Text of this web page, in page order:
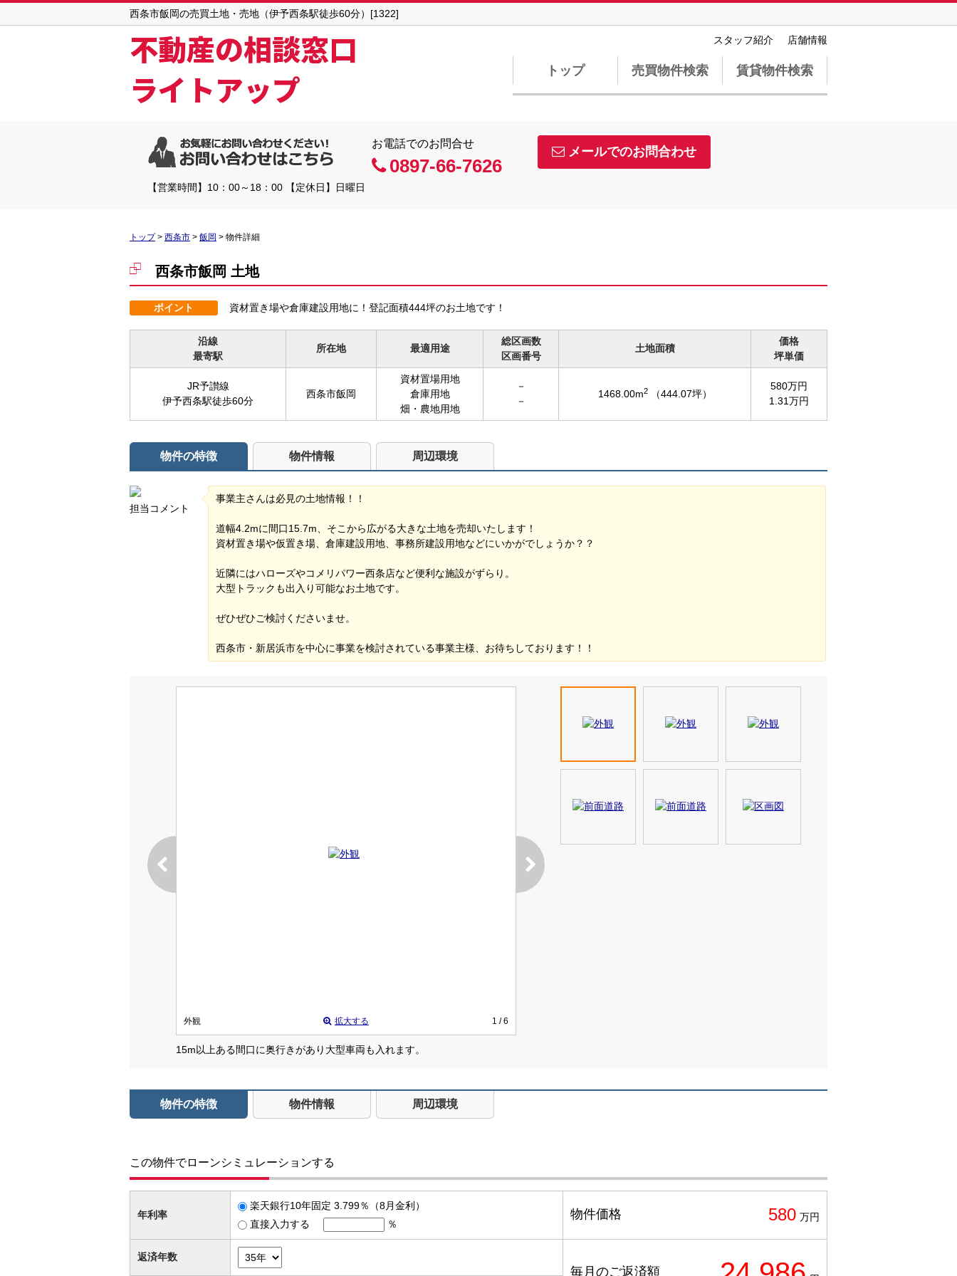
西条市飯岡の売買土地・売地（伊予西条駅徒歩60分）[1322]
不動産の相談窓口
ライトアップ
スタッフ紹介 店舗情報
トップ 売買物件検索 賃貸物件検索
お電話でのお問合せ
0897-66-7626
メールでのお問合わせ
【営業時間】10：00～18：00 【定休日】日曜日
トップ> 西条市 > 飯岡 > 物件詳細
西条市飯岡 土地
ポイント 資材置き場や倉庫建設用地に！登記面積444坪のお土地です！
沿線
最寄駅
所在地 最適用途
総区画数
区画番号
土地面積
価格
坪単価
JR予讃線
伊予西条駅徒歩60分
西条市飯岡
資材置場用地
倉庫用地
畑・農地用地
－
－
1468.00m2 （444.07坪）
580万円
1.31万円
物件の特徴 物件情報 周辺環境
担当コメント
事業主さんは必見の土地情報！！
道幅4.2mに間口15.7m、そこから広がる大きな土地を売却いたします！
資材置き場や仮置き場、倉庫建設用地、事務所建設用地などにいかがでしょうか？？
近隣にはハローズやコメリパワー西条店など便利な施設がずらり。
大型トラックも出入り可能なお土地です。
ぜひぜひご検討くださいませ。
西条市・新居浜市を中心に事業を検討されている事業主様、お待ちしております！！
外観 拡大する 1 / 6
15m以上ある間口に奥行きがあり大型車両も入れます。
物件の特徴 物件情報 周辺環境
この物件でローンシミュレーションする
年利率
楽天銀行10年固定 3.799％（8月金利）
直接入力する
％
物件価格 580 万円
返済年数
毎月のご返済額